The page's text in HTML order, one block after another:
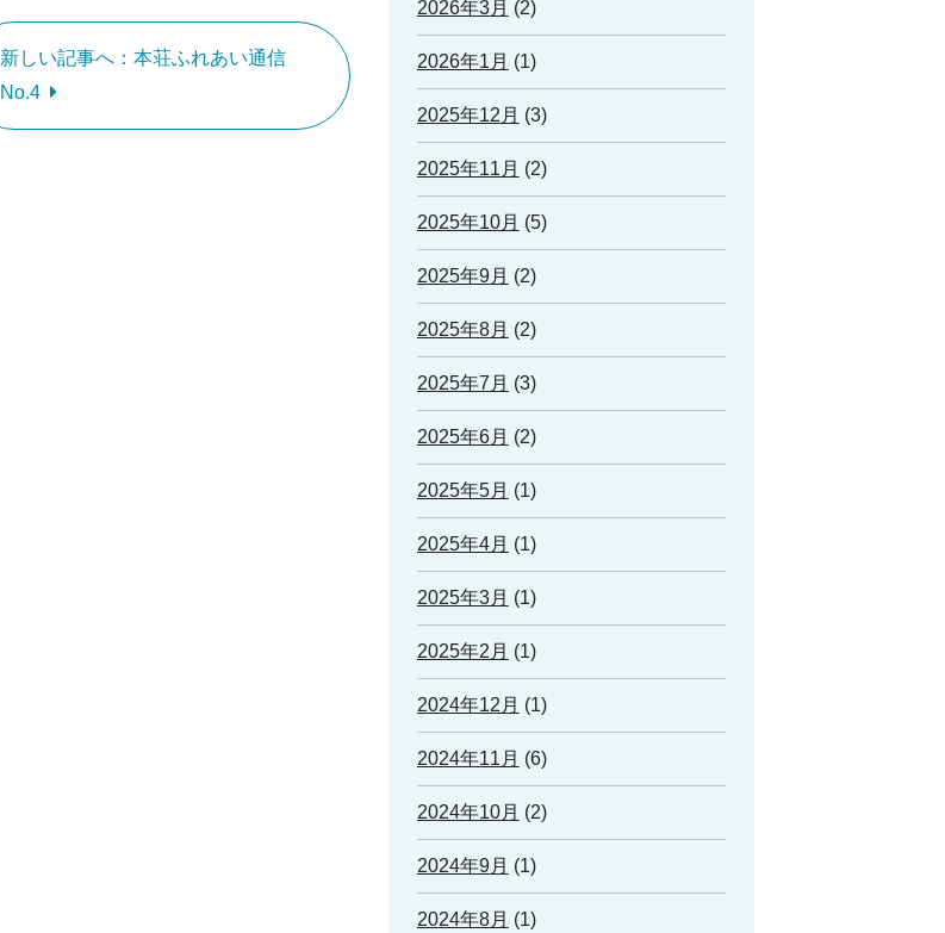
新しい記事へ：本荘ふれあい通信
No.4
2026年3月 (2)
2026年1月 (1)
2025年12月 (3)
2025年11月 (2)
2025年10月 (5)
2025年9月 (2)
2025年8月 (2)
2025年7月 (3)
2025年6月 (2)
2025年5月 (1)
2025年4月 (1)
2025年3月 (1)
2025年2月 (1)
2024年12月 (1)
2024年11月 (6)
2024年10月 (2)
2024年9月 (1)
2024年8月 (1)